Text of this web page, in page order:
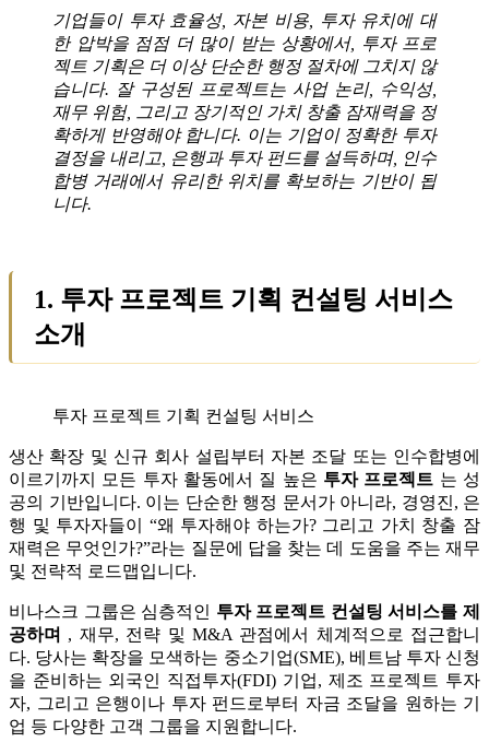
기업들이 투자 효율성, 자본 비용, 투자 유치에 대
한 압박을 점점 더 많이 받는 상황에서, 투자 프로
젝트 기획은 더 이상 단순한 행정 절차에 그치지 않
습니다. 잘 구성된 프로젝트는 사업 논리, 수익성,
재무 위험, 그리고 장기적인 가치 창출 잠재력을 정
확하게 반영해야 합니다. 이는 기업이 정확한 투자
결정을 내리고, 은행과 투자 펀드를 설득하며, 인수
합병 거래에서 유리한 위치를 확보하는 기반이 됩
니다.
1. 투자 프로젝트 기획 컨설팅 서비스
소개
투자 프로젝트 기획 컨설팅 서비스
생산 확장 및 신규 회사 설립부터 자본 조달 또는 인수합병에
이르기까지 모든 투자 활동에서 질 높은 투자 프로젝트 는 성
공의 기반입니다. 이는 단순한 행정 문서가 아니라, 경영진, 은
행 및 투자자들이 “왜 투자해야 하는가? 그리고 가치 창출 잠
재력은 무엇인가?”라는 질문에 답을 찾는 데 도움을 주는 재무
및 전략적 로드맵입니다.
비나스크 그룹은 심층적인 투자 프로젝트 컨설팅 서비스를 제
공하며 , 재무, 전략 및 M&A 관점에서 체계적으로 접근합니
다. 당사는 확장을 모색하는 중소기업(SME), 베트남 투자 신청
을 준비하는 외국인 직접투자(FDI) 기업, 제조 프로젝트 투자
자, 그리고 은행이나 투자 펀드로부터 자금 조달을 원하는 기
업 등 다양한 고객 그룹을 지원합니다.